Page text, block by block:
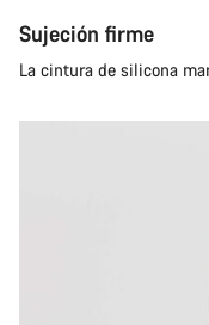
Sujeción firme
La cintura de silicona